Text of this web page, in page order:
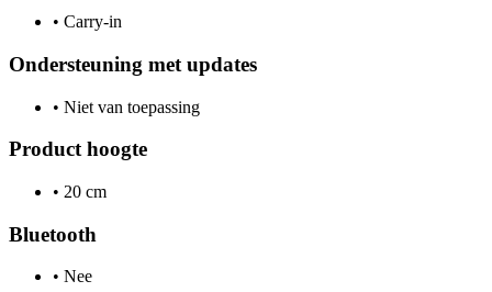
• Carry-in
Ondersteuning met updates
• Niet van toepassing
Product hoogte
• 20 cm
Bluetooth
• Nee